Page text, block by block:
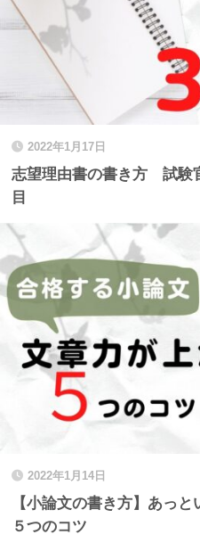
2022年1月17日
志望理由書の書き方 試験
目
2022年1月14日
【小論文の書き方】あっ
５つのコツ